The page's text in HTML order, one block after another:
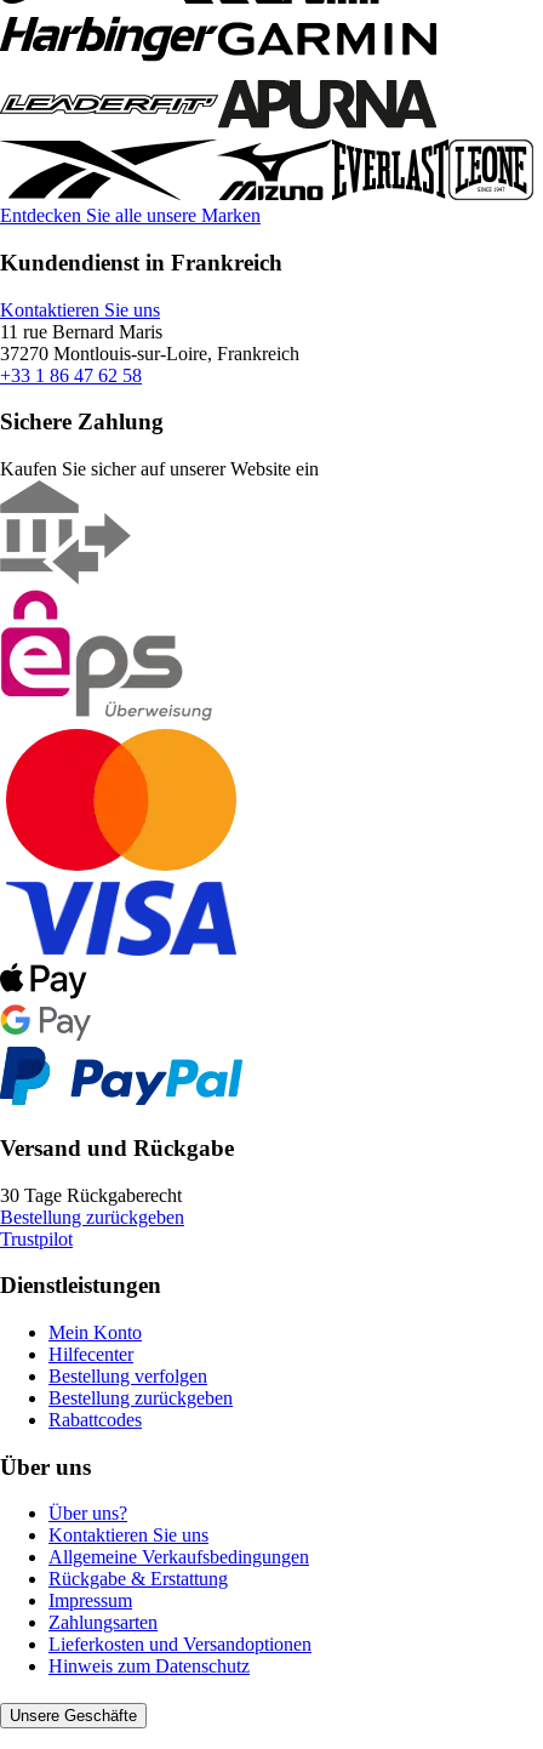
Entdecken Sie alle unsere Marken
Kundendienst in Frankreich
Kontaktieren Sie uns
11 rue Bernard Maris
37270 Montlouis-sur-Loire, Frankreich
+33 1 86 47 62 58
Sichere Zahlung
Kaufen Sie sicher auf unserer Website ein
Versand und Rückgabe
30 Tage Rückgaberecht
Bestellung zurückgeben
Trustpilot
Dienstleistungen
Mein Konto
Hilfecenter
Bestellung verfolgen
Bestellung zurückgeben
Rabattcodes
Über uns
Über uns?
Kontaktieren Sie uns
Allgemeine Verkaufsbedingungen
Rückgabe & Erstattung
Impressum
Zahlungsarten
Lieferkosten und Versandoptionen
Hinweis zum Datenschutz
Unsere Geschäfte